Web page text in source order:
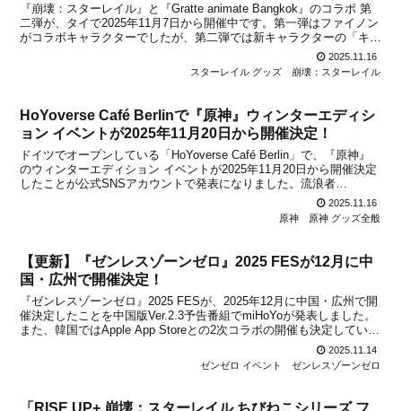
『崩壊：スターレイル』と『Gratte animate Bangkok』のコラボ 第
二弾が、タイで2025年11月7日から開催中です。第一弾はファイノン
がコラボキャラクターでしたが、第二弾では新キャラクターの「キュ
レネ (Cyrene)」をテーマにしているとのこと。期間限定スペシャル
2025.11.16
スターレイル グッズ
崩壊：スターレイル
HoYoverse Café Berlinで『原神』ウィンターエディシ
ョン イベントが2025年11月20日から開催決定！
ドイツでオープンしている「HoYoverse Café Berlin」で、『原神』
のウィンターエディション イベントが2025年11月20日から開催決定
したことが公式SNSアカウントで発表になりました。流浪者
(Wanderer)、セノ(Cyno)、ニィロウ(Nilou)、ディシア(Dehya)をフィ...
2025.11.16
原神
原神 グッズ全般
【更新】『ゼンレスゾーンゼロ』2025 FESが12月に中
国・広州で開催決定！
『ゼンレスゾーンゼロ』2025 FESが、2025年12月に中国・広州で開
催決定したことを中国版Ver.2.3予告番組でmiHoYoが発表しました。
また、韓国ではApple App Storeとの2次コラボの開催も決定していま
す。どちらも詳細は今後公開となりますが、現時点で判明してる情報
2025.11.14
ゼンゼロ イベント
ゼンレスゾーンゼロ